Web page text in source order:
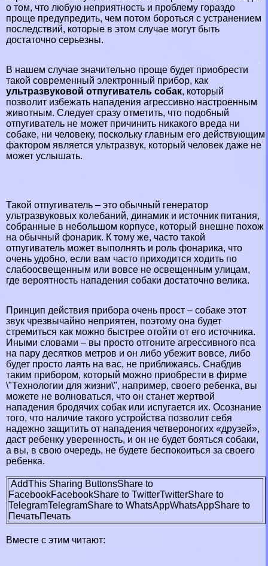
о том, что любую неприятность и проблему гораздо
проще предупредить, чем потом бороться с устранением
последствий, которые в этом случае могут быть
достаточно серьезны.
В нашем случае значительно проще будет приобрести
такой современный электронный прибор, как
ультразвуковой отпугиватель собак, который
позволит избежать нападения агрессивно настроенным
животным. Следует сразу отметить, что подобный
отпугиватель не может причинить никакого вреда ни
собаке, ни человеку, поскольку главным его действующим
фактором является ультразвук, который человек даже не
может услышать.
Такой отпугиватель – это обычный генератор
ультразвуковых колебаний, динамик и источник питания,
собранные в небольшом корпусе, который внешне похож
на обычный фонарик. К тому же, часто такой
отпугиватель может выполнять и роль фонарика, что
очень удобно, если вам часто приходится ходить по
слабоосвещенным или вовсе не освещенным улицам,
где вероятность нападения собаки достаточно велика.
Принцип действия прибора очень прост – собаке этот
звук чрезвычайно неприятен, поэтому она будет
стремиться как можно быстрее отойти от его источника.
Иными словами – вы просто отгоните агрессивного пса
на пару десятков метров и он либо убежит вовсе, либо
будет просто лаять на вас, не приближаясь. Снабдив
таким прибором, который можно приобрести в фирме
\"Технологии для жизни\", например, своего ребенка, вы
можете не волноваться, что он станет жертвой
нападения бродячих собак или испугается их. Осознание
того, что наличие такого устройства позволит себя
надежно защитить от нападения четвероногих «друзей»,
даст ребенку уверенность, и он не будет бояться собаки,
а вы, в свою очередь, не будете беспокоиться за своего
ребенка.
AddThis Sharing ButtonsShare to
FacebookFacebookShare to TwitterTwitterShare to
TelegramTelegramShare to WhatsAppWhatsAppShare to
ПечатьПечать
Вместе с этим читают: